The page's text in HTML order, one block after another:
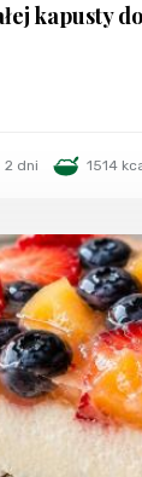
kapusty
2 dni 1514